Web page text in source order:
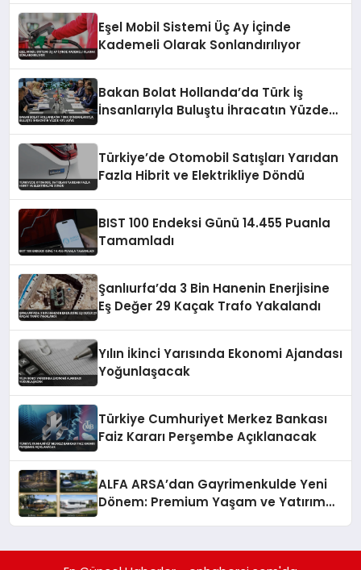
Eşel Mobil Sistemi Üç Ay İçinde
Kademeli Olarak Sonlandırılıyor
Bakan Bolat Hollanda’da Türk İş
İnsanlarıyla Buluştu İhracatın Yüzde
Türkiye’de Otomobil Satışları Yarıdan
Fazla Hibrit ve Elektrikliye Döndü
BIST 100 Endeksi Günü 14.455 Puanla
Tamamladı
Şanlıurfa’da 3 Bin Hanenin Enerjisine
Eş Değer 29 Kaçak Trafo Yakalandı
Yılın İkinci Yarısında Ekonomi Ajandası
Yoğunlaşacak
Türkiye Cumhuriyet Merkez Bankası
Faiz Kararı Perşembe Açıklanacak
ALFA ARSA’dan Gayrimenkulde Yeni
Dönem: Premium Yaşam ve Yatırım